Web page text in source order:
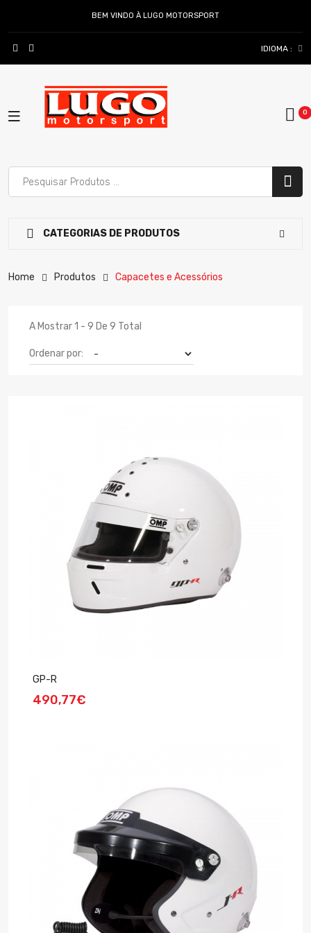
BEM VINDO À LUGO MOTORSPORT
IDIOMA :
CATEGORIAS DE PRODUTOS
Home Produtos Capacetes e Acessórios
A Mostrar 1 - 9 De 9 Total
Ordenar por:
GP-R
490,77€